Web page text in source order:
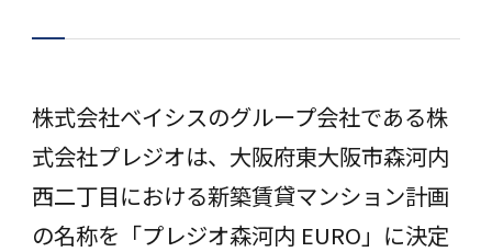
株式会社ベイシスのグループ会社である株
式会社プレジオは、⼤阪府東⼤阪市森河内
⻄⼆丁目における新築賃貸マンション計画
の名称を「プレジオ森河内 EURO」に決定